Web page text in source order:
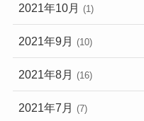
2021年10月 (1)
2021年9月 (10)
2021年8月 (16)
2021年7月 (7)